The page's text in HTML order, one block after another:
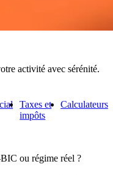
activité avec sérénité.
Taxes et
impôts
Calculateurs
ou régime réel ?